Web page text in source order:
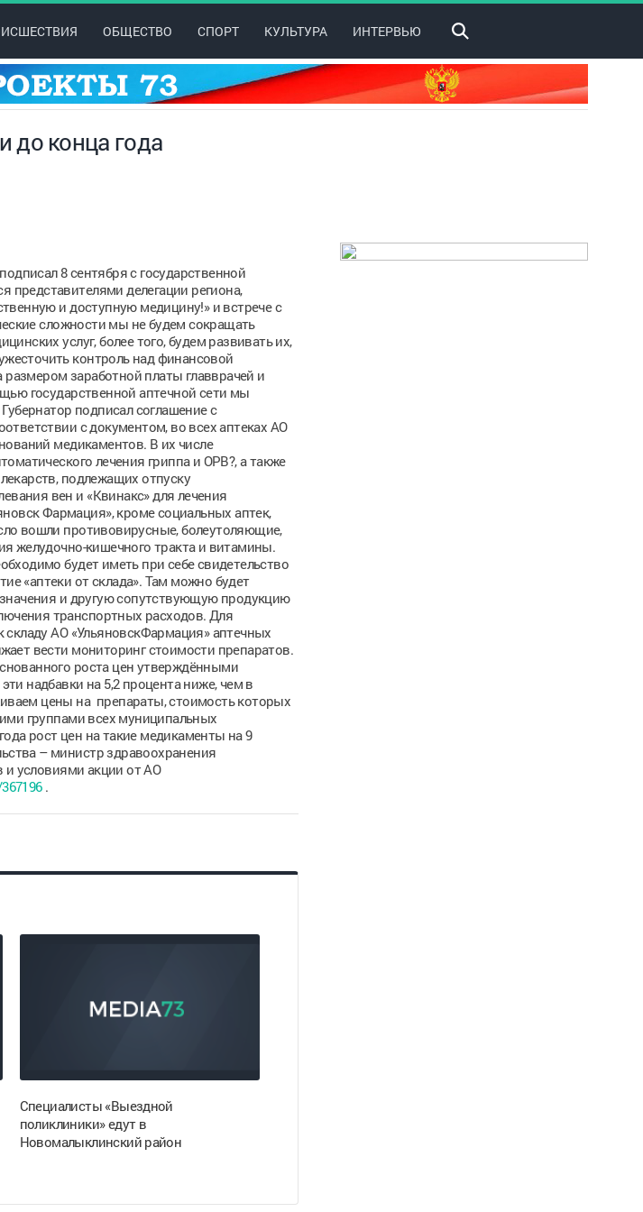
ОБЩЕСТВО СПОРТ КУЛЬТУРА ИНТЕРВЬЮ
до конца года
8 сентября с государственной
представителями делегации региона,
и доступную медицину!» и встрече с
сложности мы не будем сокращать
услуг, более того, будем развивать их,
контроль над финансовой
заработной платы главврачей и
государственной аптечной сети мы
подписал соглашение с
с документом, во всех аптеках АО
медикаментов. В их числе
лечения гриппа и ОРВ?, а также
подлежащих отпуску
вен и «Квинакс» для лечения
Фармация», кроме социальных аптек,
вошли противовирусные, болеутоляющие,
желудочно-кишечного тракта и витамины.
будет иметь при себе свидетельство
«аптеки от склада». Там можно будет
и другую сопутствующую продукцию
транспортных расходов. Для
АО «УльяновскФармация» аптечных
вести мониторинг стоимости препаратов.
роста цен утверждёнными
надбавки на 5,2 процента ниже, чем в
цены на препараты, стоимость которых
группами всех муниципальных
рост цен на такие медикаменты на 9
– министр здравоохранения
и условиями акции от АО
.
Специалисты «Выездной
поликлиники» едут в
Новомалыклинский район